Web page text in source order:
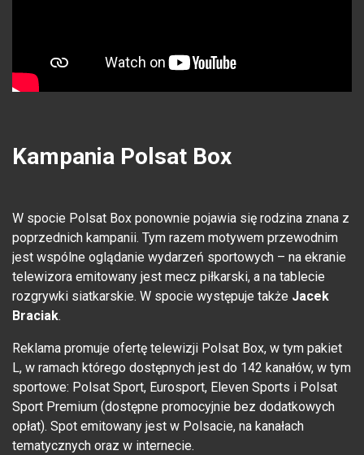
Kampania Polsat Box
W spocie Polsat Box ponownie pojawia się rodzina znana z
poprzednich kampanii. Tym razem motywem przewodnim
jest wspólne oglądanie wydarzeń sportowych – na ekranie
telewizora emitowany jest mecz piłkarski, a na tablecie
rozgrywki siatkarskie. W spocie występuje także Jacek
Braciak.
Reklama promuje ofertę telewizji Polsat Box, w tym pakiet
L, w ramach którego dostępnych jest do 142 kanałów, w tym
sportowe: Polsat Sport, Eurosport, Eleven Sports i Polsat
Sport Premium (dostępne promocyjnie bez dodatkowych
opłat). Spot emitowany jest w Polsacie, na kanałach
tematycznych oraz w internecie.